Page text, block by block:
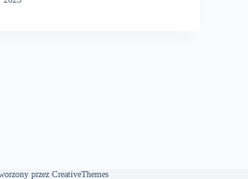
przez CreativeThemes